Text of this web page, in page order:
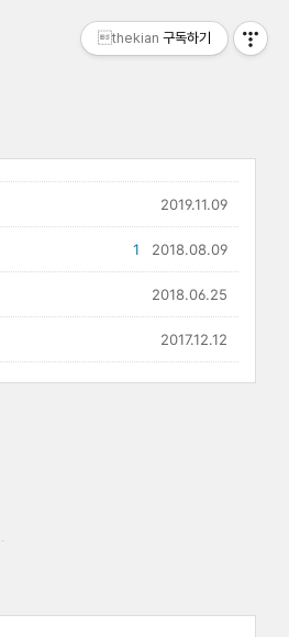
2019.11.09
2018.08.09
1
2018.06.25
2017.12.12
thekian 구독하기